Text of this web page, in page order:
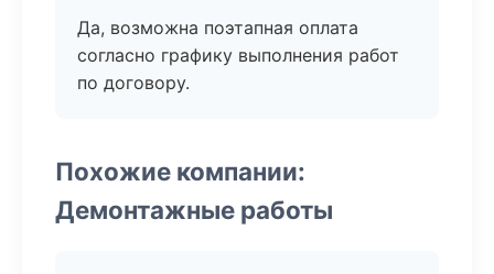
Да, возможна поэтапная оплата
согласно графику выполнения работ
по договору.
Похожие компании:
Демонтажные работы